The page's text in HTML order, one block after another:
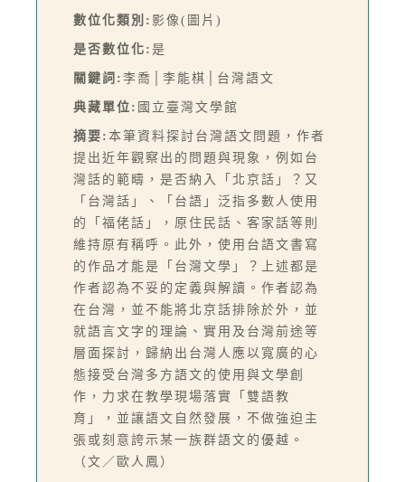
數位化類別: 影像(圖片)
是否數位化: 是
關鍵詞: 李喬│李能棋│台灣語文
典藏單位: 國立臺灣文學館
摘要: 本筆資料探討台灣語文問題，作者
提出近年觀察出的問題與現象，例如台
灣話的範疇，是否納入「北京話」？又
「台灣話」、「台語」泛指多數人使用
的「福佬話」，原住民話、客家話等則
維持原有稱呼。此外，使用台語文書寫
的作品才能是「台灣文學」？上述都是
作者認為不妥的定義與解讀。作者認為
在台灣，並不能將北京話排除於外，並
就語言文字的理論、實用及台灣前途等
層面探討，歸納出台灣人應以寬廣的心
態接受台灣多方語文的使用與文學創
作，力求在教學現場落實「雙語教
育」，並讓語文自然發展，不做強迫主
張或刻意誇示某一族群語文的優越。
（文／歐人鳳）